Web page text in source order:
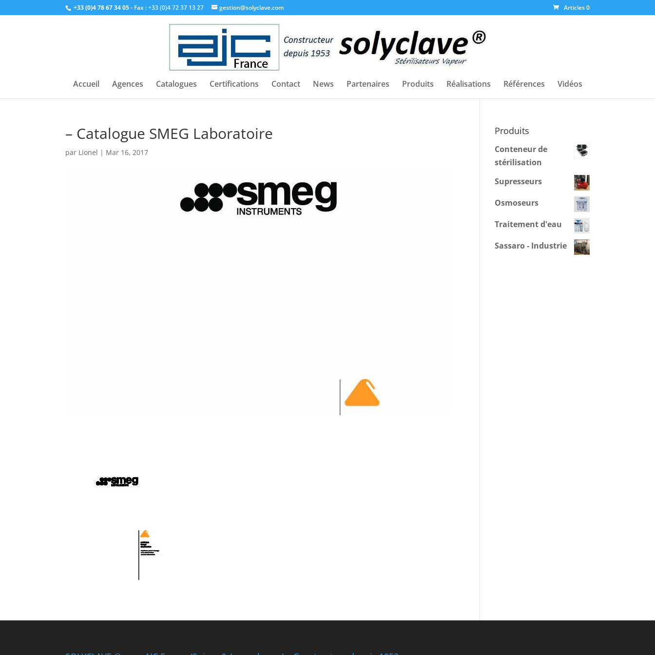
+33 (0)4 78 67 34 05- Fax : +33 (0)4 72 37 13 27 gestion@solyclave.com Articles 0
Accueil Agences Catalogues Certifications Contact News Partenaires Produits Réalisations Références Vidéos
– Catalogue SMEG Laboratoire
par Lionel | Mar 16, 2017
Produits
Conteneur de
stérilisation
Supresseurs
Osmoseurs
Traitement d'eau
Sassaro - Industrie